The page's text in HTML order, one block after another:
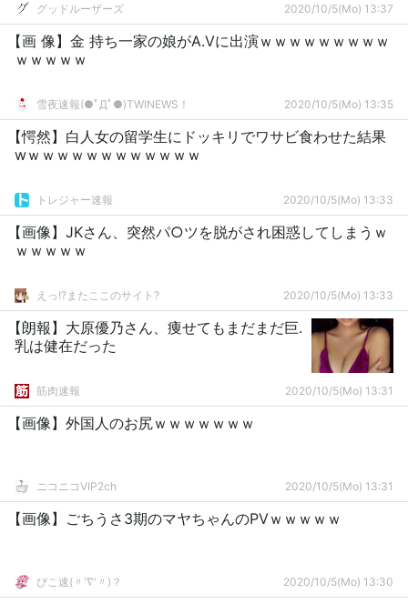
グッドルーザーズ 2020/10/5(Mo) 13:37
【画 像】金 持ち一家の娘がA.Vに出演ｗｗｗｗｗｗｗｗｗ
ｗｗｗｗｗ
雪夜速報(●ﾟДﾟ●)TWINEWS！ 2020/10/5(Mo) 13:35
【愕然】白人女の留学生にドッキリでワサビ食わせた結果
wｗｗｗｗｗｗｗｗｗｗｗｗ
トレジャー速報 2020/10/5(Mo) 13:33
【画像】JKさん、突然パ○ツを脱がされ困惑してしまうｗ
ｗｗｗｗｗ
えっ!?またここのサイト? 2020/10/5(Mo) 13:33
【朗報】大原優乃さん、痩せてもまだまだ巨.
乳は健在だった
筋肉速報 2020/10/5(Mo) 13:31
【画像】外国人のお尻ｗｗｗｗｗｗｗ
ニコニコVIP2ch 2020/10/5(Mo) 13:31
【画像】ごちうさ3期のマヤちゃんのPVｗｗｗｗｗ
ぴこ速(〃'∇'〃)？ 2020/10/5(Mo) 13:30